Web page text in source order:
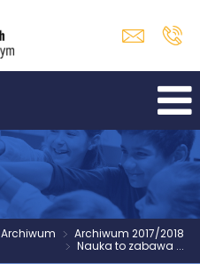
Archiwum > Archiwum 2017/2018
> Nauka to zabawa ...